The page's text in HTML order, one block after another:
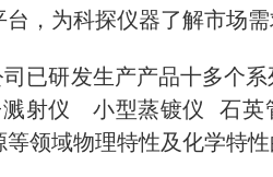
，为科探仪器了解市场
研发生产产品十多个系
射仪 小型蒸镀仪 石英
领域物理特性及化学特